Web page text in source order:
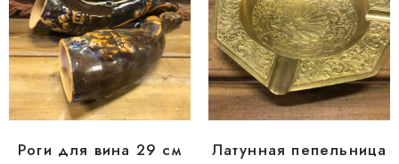
Роги для вина 29 см
Латунная пепельница